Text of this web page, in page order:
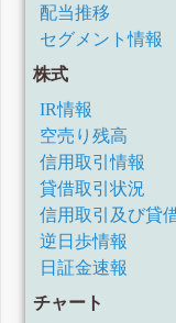
配当推移
セグメント情報
株式
IR情報
空売り残高
信用取引情報
貸借取引状況
信用取引及び貸
逆日歩情報
日証金速報
チャート